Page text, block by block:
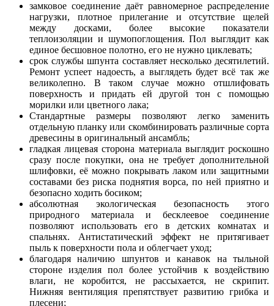
замковое соединение даёт равномерное распределение
нагрузки, плотное прилегание и отсутствие щелей
между досками, более высокие показатели
теплоизоляции и шумопоглощения. Пол выглядит как
единое бесшовное полотно, его не нужно циклевать;
срок службы шпунта составляет несколько десятилетий.
Ремонт успеет надоесть, а выглядеть будет всё так же
великолепно. В таком случае можно отшлифовать
поверхность и придать ей другой тон с помощью
морилки или цветного лака;
Стандартные размеры позволяют легко заменить
отдельную планку или скомбинировать различные сорта
древесины в оригинальный ансамбль;
гладкая лицевая сторона материала выглядит роскошно
сразу после покупки, она не требует дополнительной
шлифовки, её можно покрывать лаком или защитными
составами без риска поднятия ворса, по ней приятно и
безопасно ходить босиком;
абсолютная экологическая безопасность этого
природного материала и бесклеевое соединение
позволяют использовать его в детских комнатах и
спальнях. Антистатический эффект не притягивает
пыль к поверхности пола и облегчает уход;
благодаря наличию шпунтов и канавок на тыльной
стороне изделия пол более устойчив к воздействию
влаги, не коробится, не рассыхается, не скрипит.
Нижняя вентиляция препятствует развитию грибка и
плесени;